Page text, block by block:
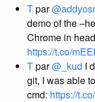
Tpar
demo of the
Chrome in
https://t.co/
Tpar@_kud I
git, I was able
cmd: https://